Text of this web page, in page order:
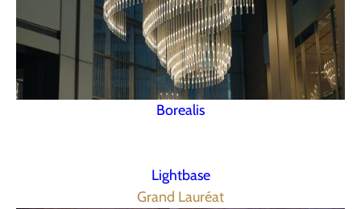
Borealis
Lightbase
Grand Lauréat